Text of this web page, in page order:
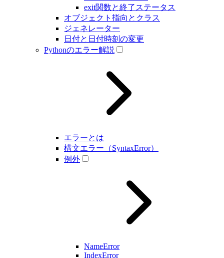
exit関数と終了ステータス
オブジェクト指向とクラス
ジェネレーター
日付と日付時刻の変更
Pythonのエラー解説
エラーとは
構文エラー（SyntaxError）
例外
NameError
IndexError